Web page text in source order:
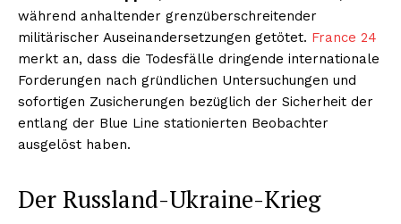
während anhaltender grenzüberschreitender
militärischer Auseinandersetzungen getötet. France 24
merkt an, dass die Todesfälle dringende internationale
Forderungen nach gründlichen Untersuchungen und
sofortigen Zusicherungen bezüglich der Sicherheit der
entlang der Blue Line stationierten Beobachter
ausgelöst haben.
Der Russland-Ukraine-Krieg